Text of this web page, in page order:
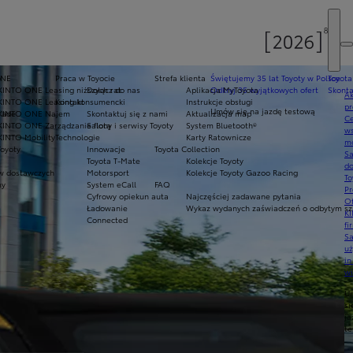
in
Świętujemy 35 lat Toyoty w Polsce
Odkryj 35 wyjątkowych ofert
Umów się na jazdę testową
Praca w Toyocie
Dołącz do nas
Kontakt
Skontaktuj się z nami
Salony i serwisy Toyoty
Technologie
Innowacje
Toyota T-Mate
Motorsport
System eCall
Cyfrowy opiekun auta
Ładowanie
Connected
ONE Leasing niższych rat
ONE Leasing konsumencki
ONE Najem
ONE Zarządzanie flotą
Mobility
dostawczych
Strefa klienta
Aplikacja MyToyota
Instrukcje obsługi
Aktualizacja map
System Bluetooth®
Karty Ratownicze
Toyota Collection
Kolekcje Toyoty
Kolekcje Toyoty Gazoo Racing
FAQ
Najczęściej zadawane pytania
Wykaz wydanych zaświadczeń o odbytym